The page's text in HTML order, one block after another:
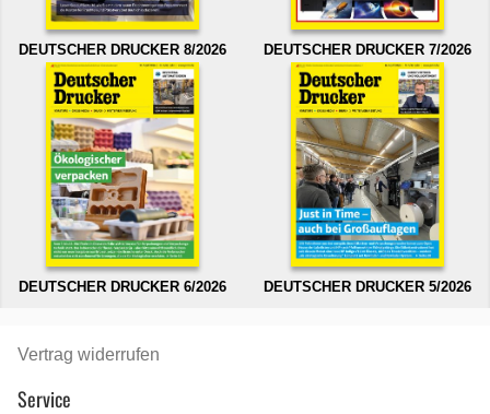
DEUTSCHER DRUCKER 8/2026 DEUTSCHER DRUCKER 7/2026
DEUTSCHER DRUCKER 6/2026 DEUTSCHER DRUCKER 5/2026
Vertrag widerrufen
Service